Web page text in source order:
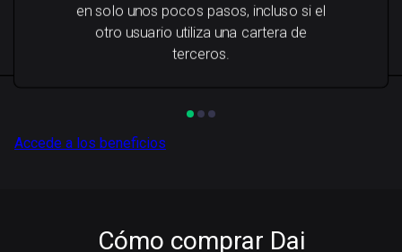
en solo unos pocos pasos, incluso si el
otro usuario utiliza una cartera de
terceros.
Accede a los beneficios
Cómo comprar Dai